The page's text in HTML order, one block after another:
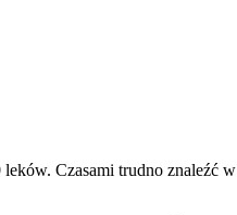
Czasami trudno znaleźć